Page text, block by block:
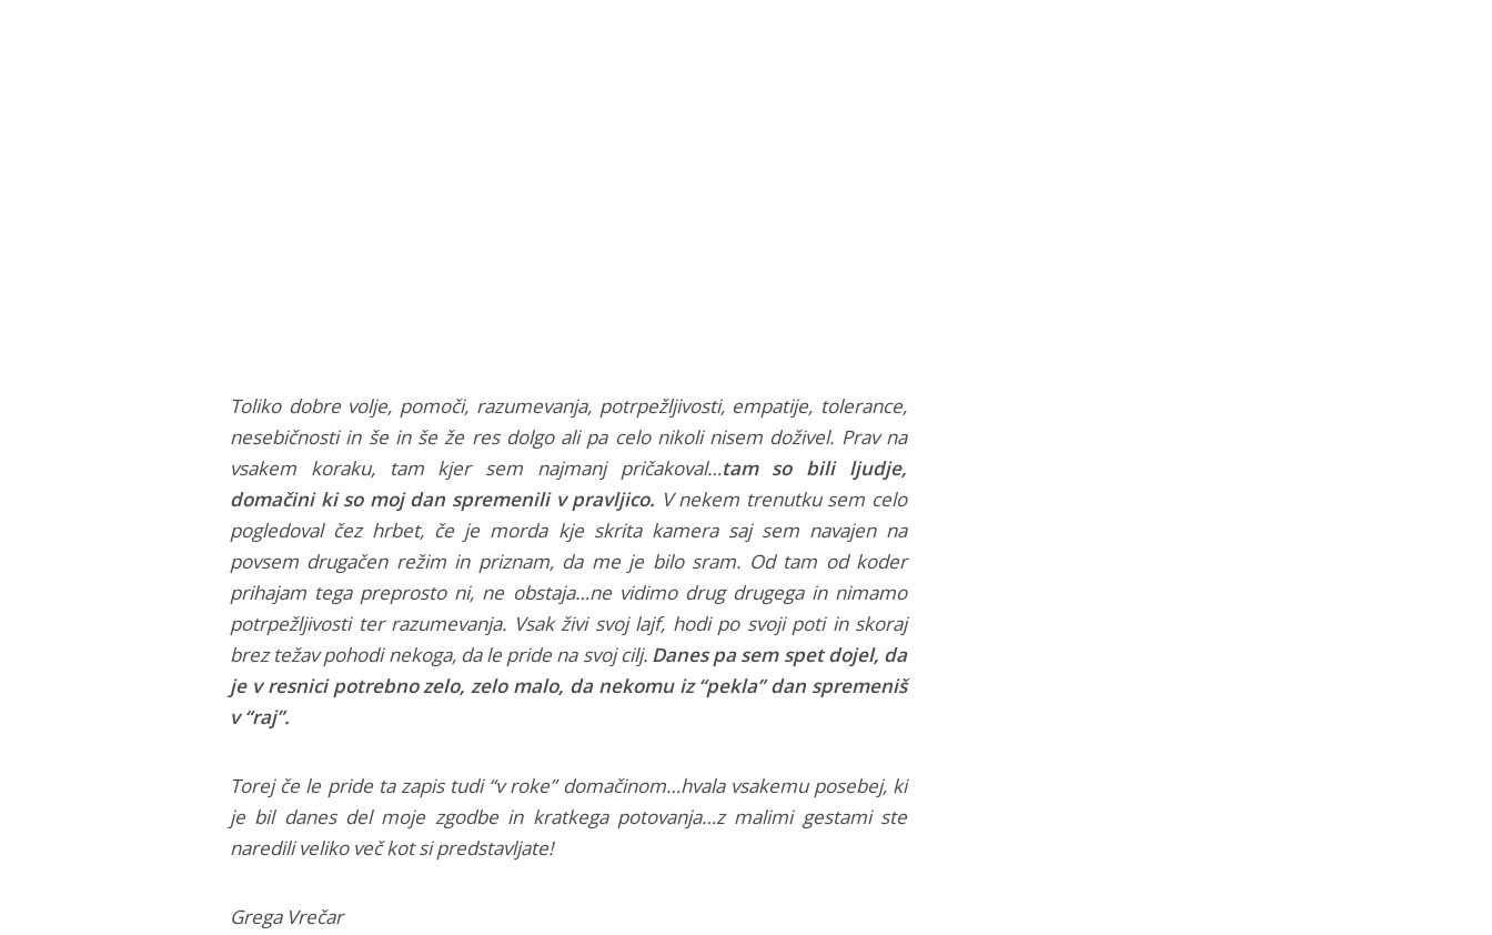
Toliko dobre volje, pomoči, razumevanja, potrpežljivosti, empatije, tolerance,
nesebičnosti in še in še že res dolgo ali pa celo nikoli nisem doživel. Prav na
vsakem koraku, tam kjer sem najmanj pričakoval…tam so bili ljudje,
domačini ki so moj dan spremenili v pravljico. V nekem trenutku sem celo
pogledoval čez hrbet, če je morda kje skrita kamera saj sem navajen na
povsem drugačen režim in priznam, da me je bilo sram. Od tam od koder
prihajam tega preprosto ni, ne obstaja…ne vidimo drug drugega in nimamo
potrpežljivosti ter razumevanja. Vsak živi svoj lajf, hodi po svoji poti in skoraj
brez težav pohodi nekoga, da le pride na svoj cilj. Danes pa sem spet dojel, da
je v resnici potrebno zelo, zelo malo, da nekomu iz “pekla” dan spremeniš
v “raj”.
Torej če le pride ta zapis tudi “v roke” domačinom…hvala vsakemu posebej, ki
je bil danes del moje zgodbe in kratkega potovanja…z malimi gestami ste
naredili veliko več kot si predstavljate!
Grega Vrečar